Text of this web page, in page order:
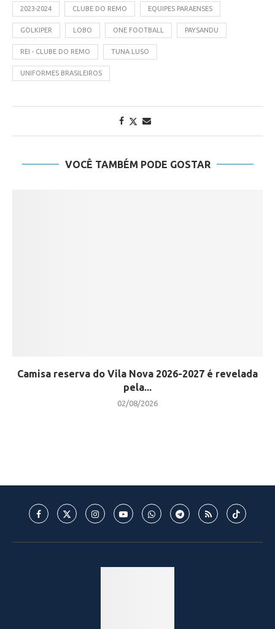
2023-2024 CLUBE DO REMO EQUIPES PARAENSES
GOLKIPER LOBO ONE FOOTBALL PAYSANDU
REI - CLUBE DO REMO TUNA LUSO
UNIFORMES BRASILEIROS
VOCÊ TAMBÉM PODE GOSTAR
Camisa reserva do Vila Nova 2026-2027 é revelada
pela...
02/08/2026